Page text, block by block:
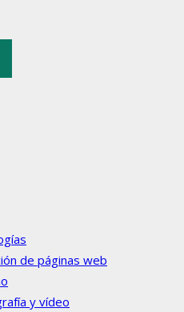
de páginas web
y vídeo